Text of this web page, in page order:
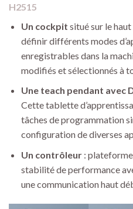
H2515
Un cockpit situé sur le
définir différents modes
enregistrables dans la
modifiés et sélectionnés à
Une teach pendant avec
Cette tablette
tâches de programmation
configuration de diverses
Un contrôleur:
stabilité de performance
une communication haut